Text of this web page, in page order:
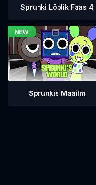
Sprunki Lõplik Faas 4
Sprunkis Maailm